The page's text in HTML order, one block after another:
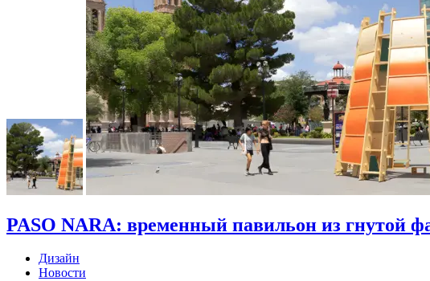
PASO NARA: временный павильон из гнутой
Дизайн
Новости